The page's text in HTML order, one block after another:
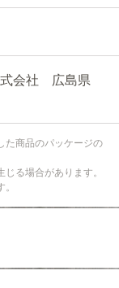
式会社 広島県
た商品のパッケージの
る場合があります。